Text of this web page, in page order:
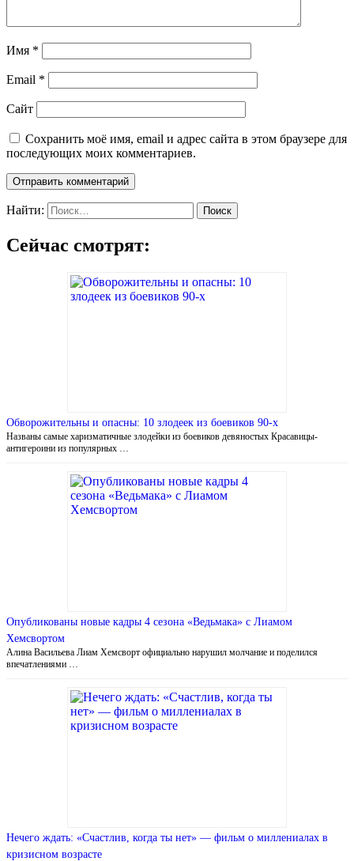
Имя *
Email *
Сайт
Сохранить моё имя, email и адрес сайта в этом браузере для
последующих моих комментариев.
Найти:
Сейчас смотрят:
Обворожительны и опасны: 10 злодеек из боевиков 90-х
Названы самые харизматичные злодейки из боевиков девяностых Красавицы-
антигероини из популярных …
Опубликованы новые кадры 4 сезона «Ведьмака» с Лиамом
Хемсвортом
Алина Васильева Лиам Хемсворт официально нарушил молчание и поделился
впечатлениями …
Нечего ждать: «Счастлив, когда ты нет» — фильм о миллениалах в
кризисном возрасте